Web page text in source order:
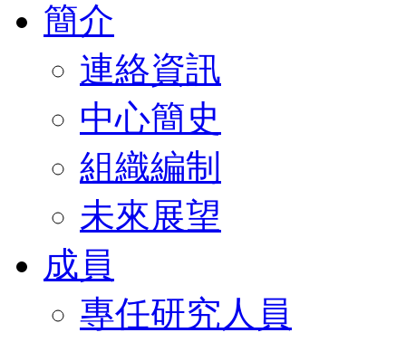
簡介
連絡資訊
中心簡史
組織編制
未來展望
成員
專任研究人員